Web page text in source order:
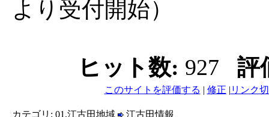
より受付開始）
ヒット数: 927 評
このサイトを評価する | 修正 | リンク
カテゴリ: 01.江古田地域
江古田情報